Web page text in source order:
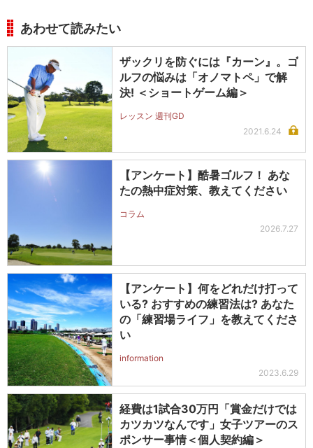
あわせて読みたい
ザックリを防ぐには『カーン』。ゴ
ルフの悩みは「オノマトペ」で解
決! ＜ショートゲーム編＞
レッスン 週刊GD
2021.6.24
【アンケート】酷暑ゴルフ！ あな
たの熱中症対策、教えてください
コラム
2026.7.27
【アンケート】何をどれだけ打って
いる? おすすめの練習法は? あなた
の「練習場ライフ」を教えてくださ
い
information
2023.6.29
経費は1試合30万円「賞金だけでは
カツカツなんです」女子ツアーのス
ポンサー事情＜個人契約編＞